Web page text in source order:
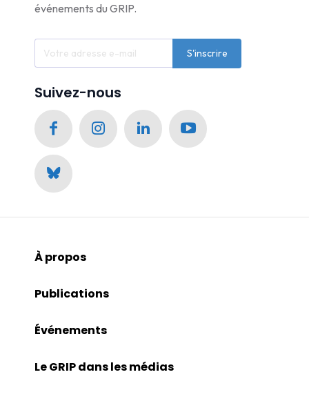
événements du GRIP.
S'inscrire
Suivez-nous
À propos
Publications
Événements
Le GRIP dans les médias